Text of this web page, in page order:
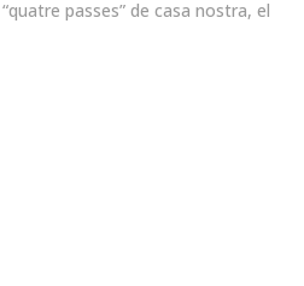
passes” de casa nostra, el